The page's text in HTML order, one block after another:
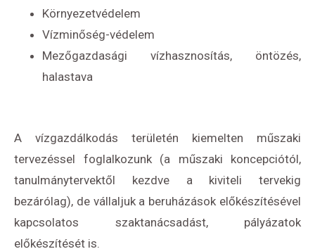
Környezetvédelem
Vízminőség-védelem
Mezőgazdasági vízhasznosítás, öntözés,
halastava
A vízgazdálkodás területén kiemelten műszaki
tervezéssel foglalkozunk (a műszaki koncepciótól,
tanulmánytervektől kezdve a kiviteli tervekig
bezárólag), de vállaljuk a beruházások előkészítésével
kapcsolatos szaktanácsadást, pályázatok
előkészítését is.